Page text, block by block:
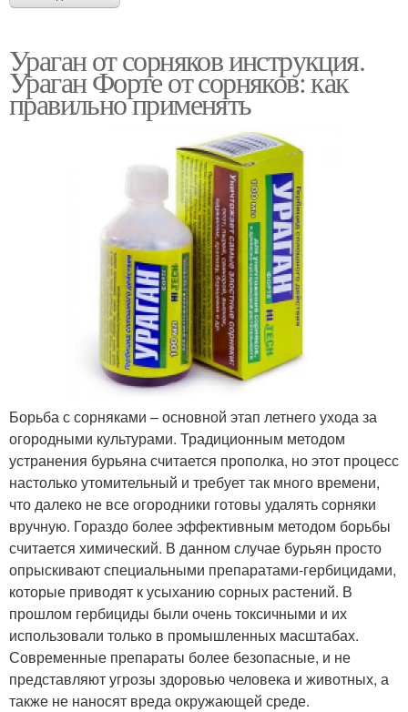
Ураган от сорняков инструкция.
Ураган Форте от сорняков: как
правильно применять
Борьба с сорняками – основной этап летнего ухода за
огородными культурами. Традиционным методом
устранения бурьяна считается прополка, но этот процесс
настолько утомительный и требует так много времени,
что далеко не все огородники готовы удалять сорняки
вручную. Гораздо более эффективным методом борьбы
считается химический. В данном случае бурьян просто
опрыскивают специальными препаратами-гербицидами,
которые приводят к усыханию сорных растений. В
прошлом гербициды были очень токсичными и их
использовали только в промышленных масштабах.
Современные препараты более безопасные, и не
представляют угрозы здоровью человека и животных, а
также не наносят вреда окружающей среде.